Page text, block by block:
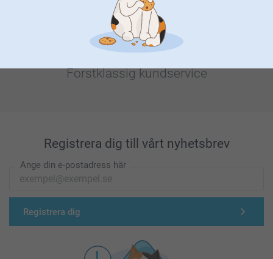
Förstklassig kundservice
Registrera dig till vårt nyhetsbrev
Ange din e-postadress här
Registrera dig